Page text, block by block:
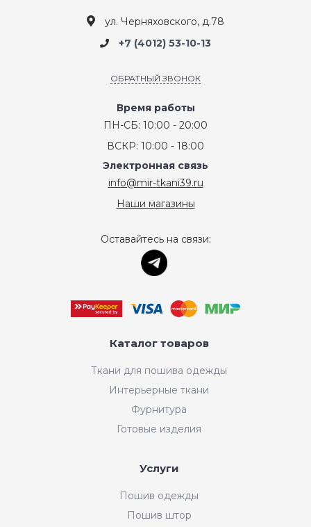
ул. Черняховского, д.78
+7 (4012) 53-10-13
ОБРАТНЫЙ ЗВОНОК
Время работы
ПН-СБ: 10:00 - 20:00
ВСКР: 10:00 - 18:00
Электронная связь
info@mir-tkani39.ru
Наши магазины
Оставайтесь на связи:
Каталог товаров
Ткани для пошива одежды
Интерьерные ткани
Фурнитура
Готовые изделия
Услуги
Пошив одежды
Пошив штор